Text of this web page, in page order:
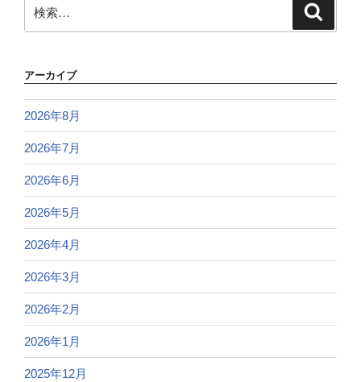
索:
アーカイブ
2026年8月
2026年7月
2026年6月
2026年5月
2026年4月
2026年3月
2026年2月
2026年1月
2025年12月